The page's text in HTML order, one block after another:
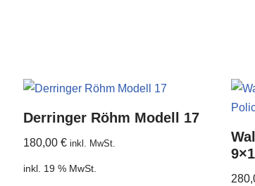
Derringer Röhm Modell 17
180,00€ inkl. MwSt.
inkl. 19 % MwSt.